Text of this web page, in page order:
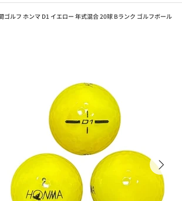
ゴルフ ホンマ D1 イエロー 年式混合 20球 Bランク ゴルフボール